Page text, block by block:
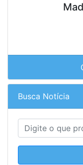
Busca Notícia